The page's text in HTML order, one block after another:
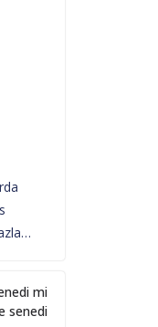
mi
senedi